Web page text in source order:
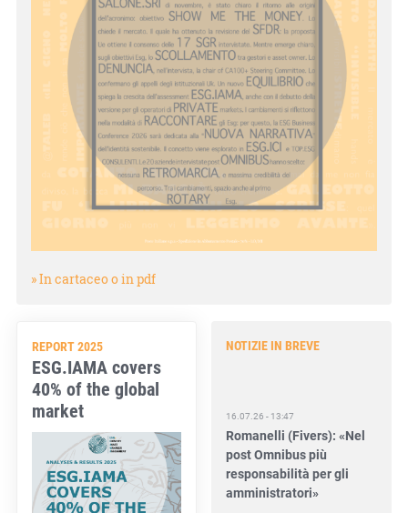
» In cartaceo o in pdf
REPORT 2025
ESG.IAMA covers
40% of the global
market
NOTIZIE IN BREVE
Romanelli (Fivers): «Nel
post Omnibus più
responsabilità per gli
amministratori»